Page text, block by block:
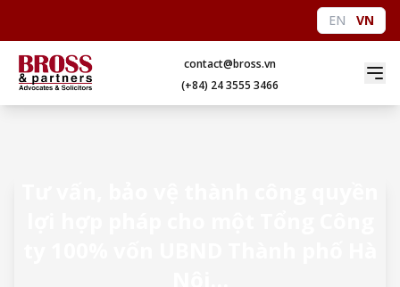
EN VN
contact@bross.vn
(+84) 24 3555 3466